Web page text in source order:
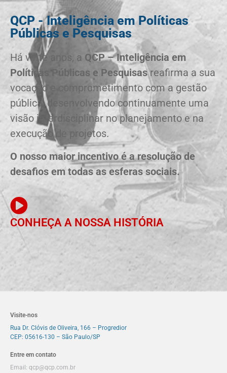
QCP - Inteligência em Políticas
Públicas e Pesquisas
Há vinte anos, a QCP – Inteligência em
Políticas Públicas e Pesquisasreafirma a sua
vocação e comprometimento com a gestão
pública, desenvolvendo continuamente uma
visão interdisciplinar no planejamento e na
execução de projetos.
O nosso maior incentivo é a resolução de
desafios em todas as esferas sociais.
CONHEÇA A NOSSA HISTÓRIA
Visite-nos
Rua Dr. Clóvis de Oliveira, 166 – Progredior
CEP: 05616-130 – São Paulo/SP
Entre em contato
Email: qcp@qcp.com.br